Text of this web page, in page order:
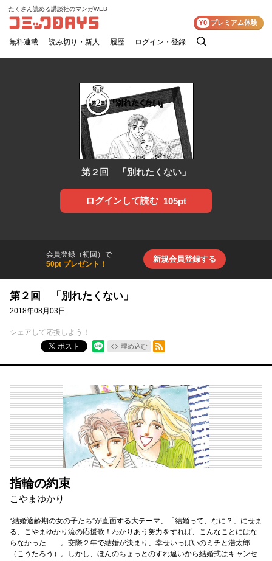
コミックDAYS
たくさん読める講談社のマンガWEB
無料連載 読み切り・新人 履歴 ログイン・登録
検
¥0 プレミアム体験
第２回 「別れたくない」
ログインして読む 105pt
会員登録（初回）で
50pt プレゼント！
新規会員登録する
第２回 「別れたくない」
2018年08月03日
シェアして応援しよう！
ポスト
埋め込む
RSSフィード
指輪の約束
こやまゆかり
“結婚適齢期の女の子たち”が直面する大テーマ、「結婚って、なに？」にせま
る、こやまゆかり流の応援歌！わかりあう努力をすれば、こんなことにはな
らなかった――。交際２年で結婚が決まり、幸せいっぱいのミチと浩太郎
（こうたろう）。しかし、ほんのちょっとのすれ違いから結婚式はキャンセ